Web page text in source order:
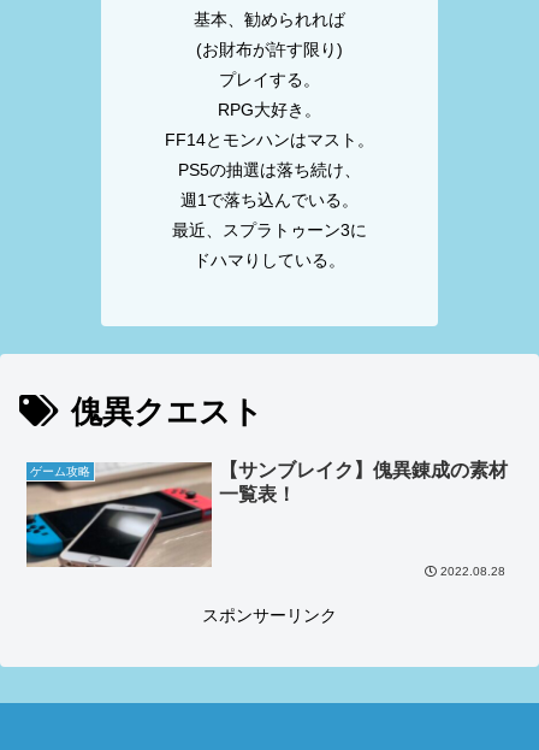
基本、勧められれば
(お財布が許す限り)
プレイする。
RPG大好き。
FF14とモンハンはマスト。
PS5の抽選は落ち続け、
週1で落ち込んでいる。
最近、スプラトゥーン3に
ドハマりしている。
傀異クエスト
ゲーム攻略
【サンブレイク】傀異錬成の素材
一覧表！
2022.08.28
スポンサーリンク